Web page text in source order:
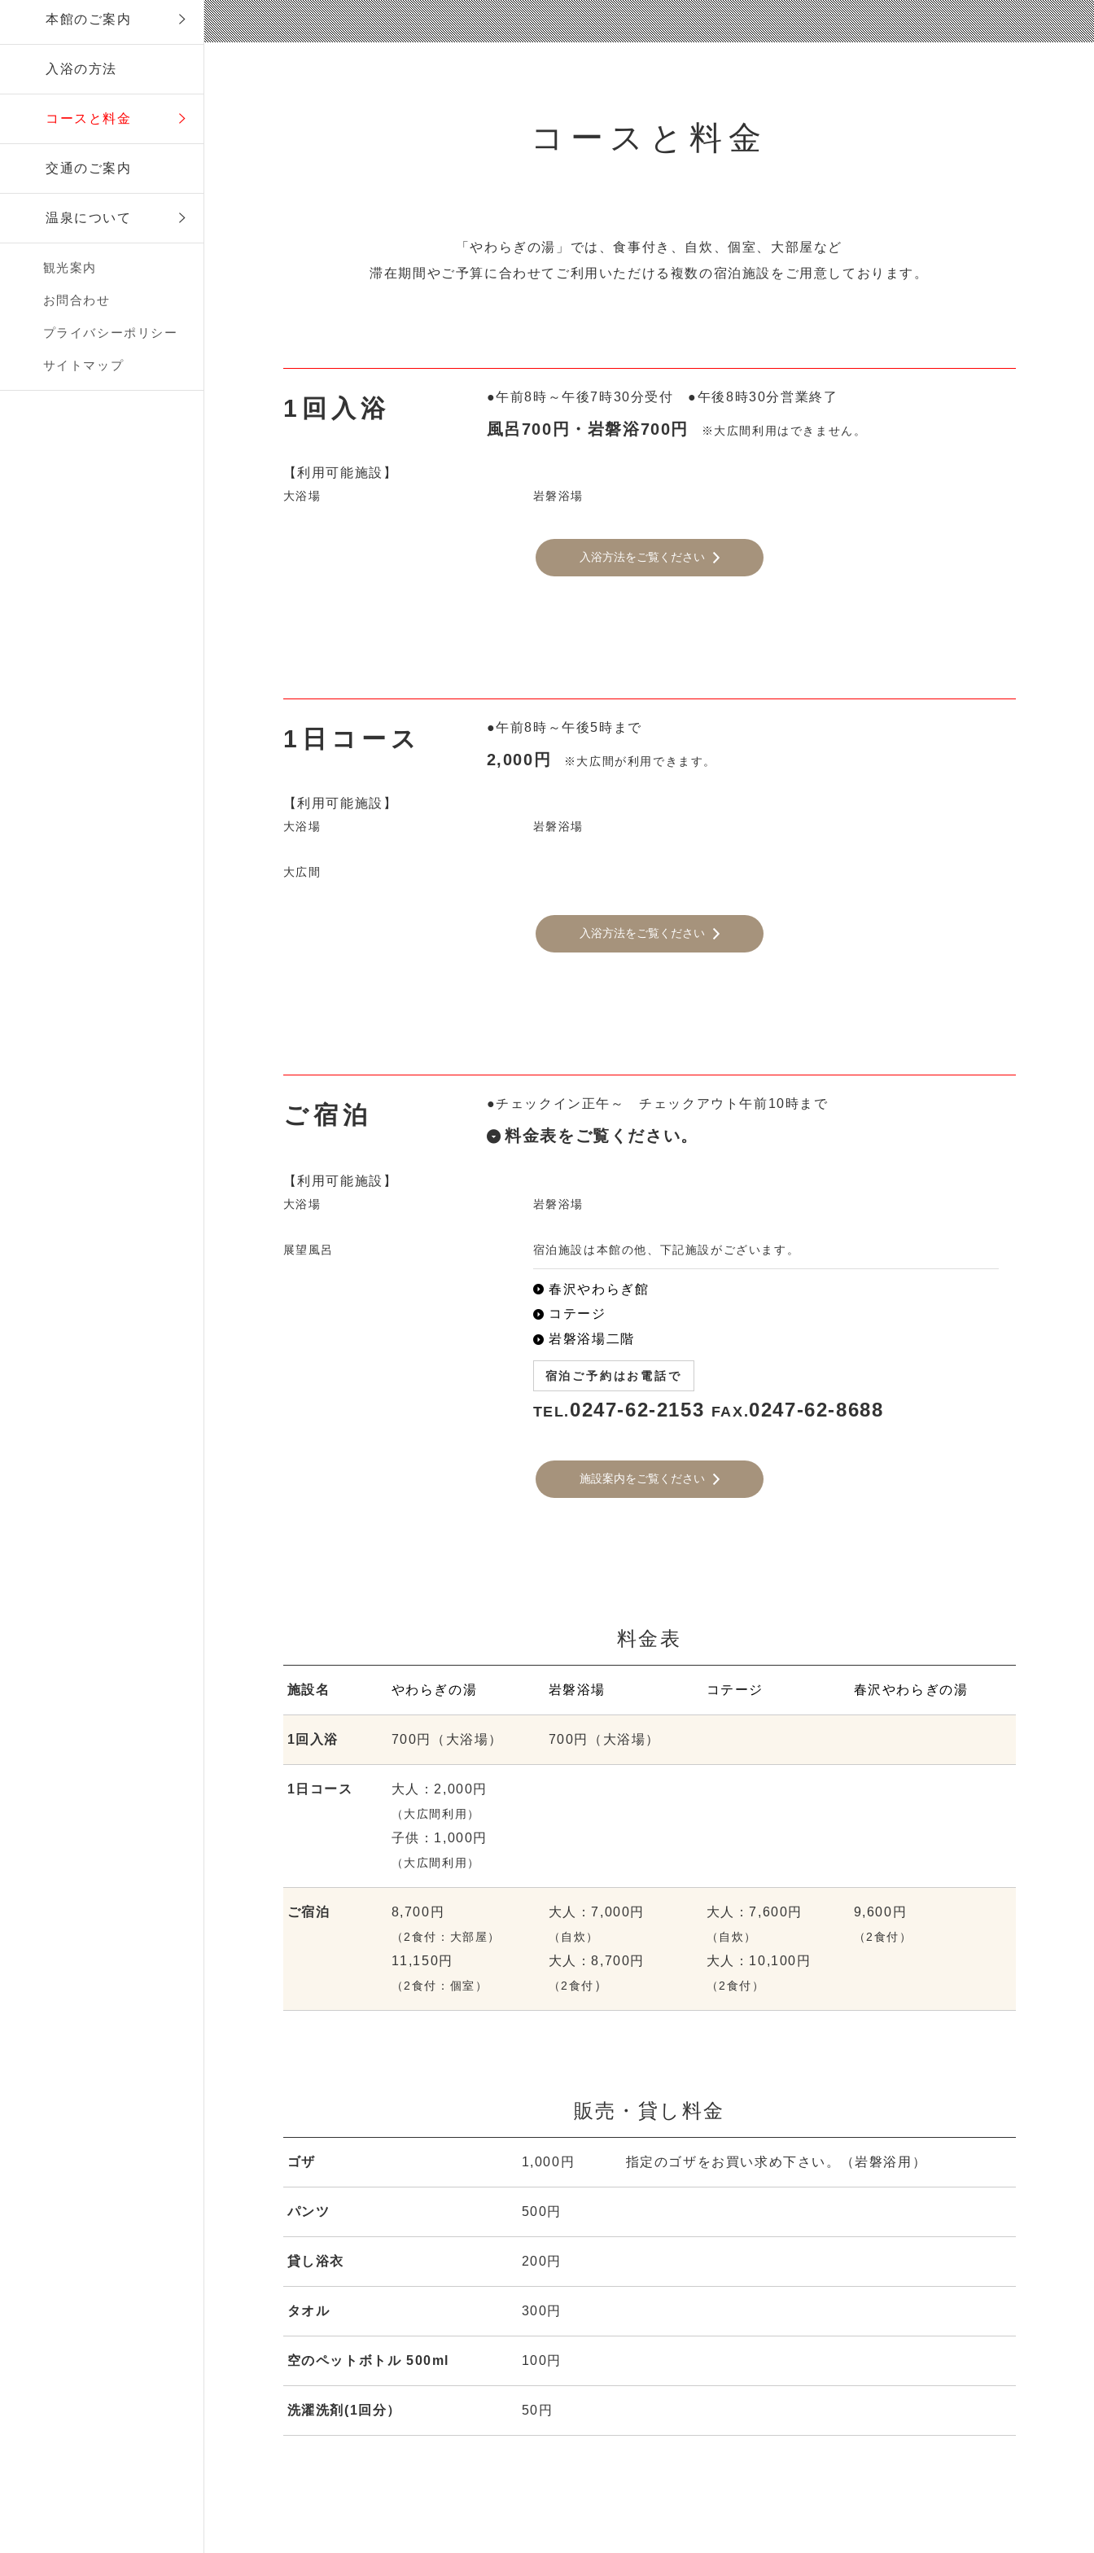
本館のご案内
入浴の方法
コースと料金
交通のご案内
温泉について
観光案内
お問合わせ
プライバシーポリシー
サイトマップ
コースと料金
「やわらぎの湯」では、食事付き、自炊、個室、大部屋など
滞在期間やご予算に合わせてご利用いただける複数の宿泊施設をご用意しております。
1回入浴 ●午前8時～午後7時30分受付 ●午後8時30分営業終了
風呂700円・岩磐浴700円 ※大広間利用はできません。
【利用可能施設】
大浴場 岩磐浴場
入浴方法をご覧ください
1日コース ●午前8時～午後5時まで
2,000円 ※大広間が利用できます。
【利用可能施設】
大浴場 岩磐浴場
大広間
入浴方法をご覧ください
ご宿泊 ●チェックイン正午～ チェックアウト午前10時まで
料金表をご覧ください。
【利用可能施設】
大浴場 岩磐浴場
展望風呂 宿泊施設は本館の他、下記施設がございます。
春沢やわらぎ館
コテージ
岩磐浴場二階
宿泊ご予約はお電話で
TEL. 0247-62-2153 FAX.0247-62-8688
施設案内をご覧ください
料金表
施設名 やわらぎの湯 岩磐浴場 コテージ 春沢やわらぎの湯
1回入浴 700円（大浴場） 700円（大浴場）
1日コース 大人：2,000円
（大広間利用）
子供：1,000円
（大広間利用）
ご宿泊 8,700円
（2食付：大部屋）
11,150円
（2食付：個室）
大人：7,000円
（自炊）
大人：8,700円
（2食付 ）
大人：7,600円
（自炊）
大人：10,100円
（2食付）
9,600円
（2食付）
販売・貸し料金
ゴザ 1,000円 指定のゴザをお買い求め下さい。（岩磐浴用）
パンツ 500円
貸し浴衣 200円
タオル 300円
空のペットボトル 500ml 100円
洗濯洗剤(1回分） 50円